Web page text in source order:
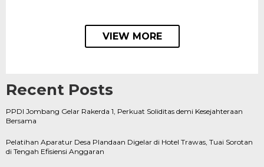
VIEW MORE
Recent Posts
PPDI Jombang Gelar Rakerda 1, Perkuat Soliditas demi Kesejahteraan
Bersama
Pelatihan Aparatur Desa Plandaan Digelar di Hotel Trawas, Tuai Sorotan
di Tengah Efisiensi Anggaran